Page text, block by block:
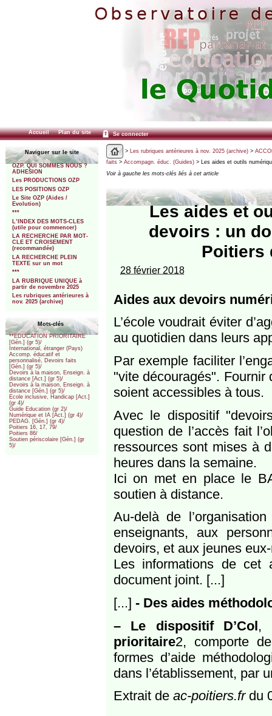
Accueil Plan du site Se connecter
Naviguer sur le site
OZP. QUI SOMMES NOUS ?
ADHESION
Les PRODUCTIONS OZP
LES POSITIONS OZP
Le Site OZP (Aides /
Evolution)
***
L’INDEX DES MOTS-CLES
(utile pour commencer)
LA RECHERCHE PAR MOT-
CLE ET CROISEMENT
(recommandée)
LA RECHERCHE PLEIN
TEXTE sur un mot
***
LA RUBRIQUE UNIQUE à
partir de novembre 2025
Les rubriques antérieures à
nov. 2025 (archive)
Mots-clés
**EDUCATION PRIORITAIRE
[Gén.] (gr 5)/
International, étranger (Pays)
Accomp. éducatif et
personnalisé, Devoirs faits
[Gén.] (gr 5)/
Devoirs à la maison, Enseign. à
distance [Act.] (gr 5)/
Devoirs à la maison, Enseign. à
distance [Gén.] (gr 5)/
Ecole inclusive, Handicap [Act.]
(gr 4)/
Guide Education (gr 2)/
Numérique et IA [Act.] (gr 4)/
PEDAG. [Gén.] (gr 4)/
Poitiers 16, 17, 79/
Poitiers 86/
Soutien périscolaire [Gén.] (gr
5)/
> Les rubriques antérieures à nov. 2025 (archive)>
faits> Accompagn. éduc. (Guides)> Les aides et outils
Voir à gauche les mots-clés liés à cet article
Les aides et
devoirs : un
Poitiers
28 février 2018
Aides aux devoirs
L’école voudrait éviter
au quotidien dans leurs
Par exemple faciliter
"vite découragés".
soient accessibles à tous.
Avec le dispositif
question de l’accès fait
ressources sont mises à
heures dans la semaine.
Ici on met en place le
soutien à distance.
Au-delà de
enseignants, aux
devoirs, et aux jeunes
Les informations de cet
document joint. [...]
[...] - Des aides
–
Le dispositif D’Col,
prioritaire2, comporte
formes d’aide
dans l’établissement, par
Extrait de ac-poitiers.frdu